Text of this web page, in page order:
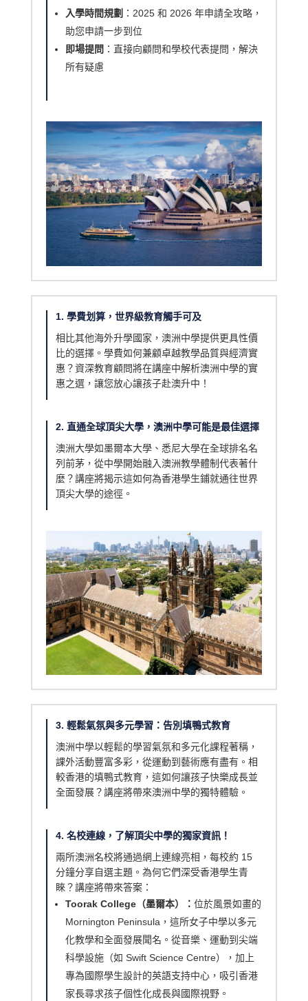
入學時間規劃 ：2025 和 2026 年申請全攻略，
助您申請一步到位
即場提問 ：直接向顧問和學校代表提問，解決
所有疑慮
1. 學費划算，世界級教育觸手可及
相比其他海外升學國家，澳洲中學提供更具性價
比的選擇。學費如何兼顧卓越教學品質與經濟實
惠？資深教育顧問將在講座中解析澳洲中學的實
惠之選，讓您放心讓孩子赴澳升中！
2. 直通全球頂尖大學，澳洲中學可能是最佳選擇
澳洲大學如墨爾本大學、悉尼大學在全球排名名
列前茅，從中學開始融入澳洲教學體制代表著什
麼？講座將揭示這如何為香港學生鋪就通往世界
頂尖大學的途徑。
3. 輕鬆氣氛與多元學習：告別填鴨式教育
澳洲中學以輕鬆的學習氣氛和多元化課程著稱，
課外活動豐富多彩，從運動到藝術應有盡有。相
較香港的填鴨式教育，這如何讓孩子快樂成長並
全面發展？講座將帶來澳洲中學的獨特體驗。
4. 名校連線，了解頂尖中學的獨家資訊！
兩所澳洲名校將通過網上連線亮相，每校約 15
分鐘分享自選主題。為何它們深受香港學生青
睞？講座將帶來答案：
Toorak College（墨爾本）： 位於風景如畫的
Mornington Peninsula，這所女子中學以多元
化教學和全面發展聞名。從音樂、運動到尖端
科學設施（如 Swift Science Centre），加上
專為國際學生設計的英語支持中心，吸引香港
家長尋求孩子個性化成長與國際視野。